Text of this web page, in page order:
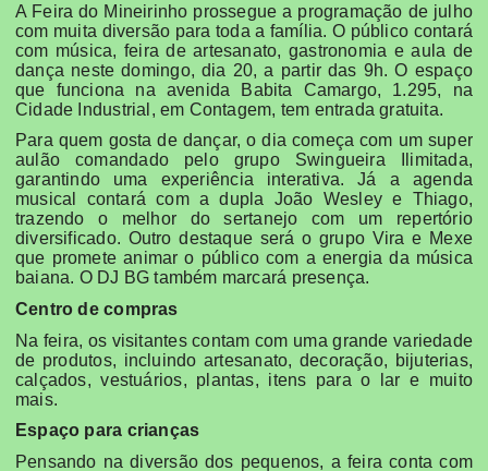
A Feira do Mineirinho prossegue a programação de julho
com muita diversão para toda a família. O público contará
com música, feira de artesanato, gastronomia e aula de
dança neste domingo, dia 20, a partir das 9h. O espaço
que funciona na avenida Babita Camargo, 1.295, na
Cidade Industrial, em Contagem, tem entrada gratuita.
Para quem gosta de dançar, o dia começa com um super
aulão comandado pelo grupo Swingueira Ilimitada,
garantindo uma experiência interativa. Já a agenda
musical contará com a dupla João Wesley e Thiago,
trazendo o melhor do sertanejo com um repertório
diversificado. Outro destaque será o grupo Vira e Mexe
que promete animar o público com a energia da música
baiana. O DJ BG também marcará presença.
Centro de compras
Na feira, os visitantes contam com uma grande variedade
de produtos, incluindo artesanato, decoração, bijuterias,
calçados, vestuários, plantas, itens para o lar e muito
mais.
Espaço para crianças
Pensando na diversão dos pequenos, a feira conta com